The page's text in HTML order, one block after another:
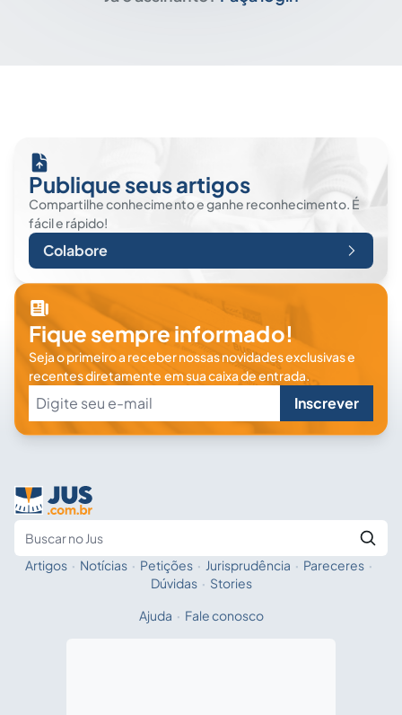
Publique seus artigos
Compartilhe conhecimento e ganhe reconhecimento. É
fácil e rápido!
Colabore
Fique sempre informado!
Seja o primeiro a receber nossas novidades exclusivas e
recentes diretamente em sua caixa de entrada.
Inscrever
Fale com a IA
Artigos · Notícias · Petições · Jurisprudência · Pareceres ·
Dúvidas · Stories
Ajuda · Fale conosco